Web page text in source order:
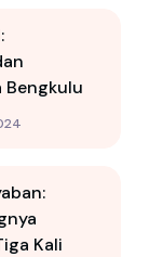
Bengkulu
Kali